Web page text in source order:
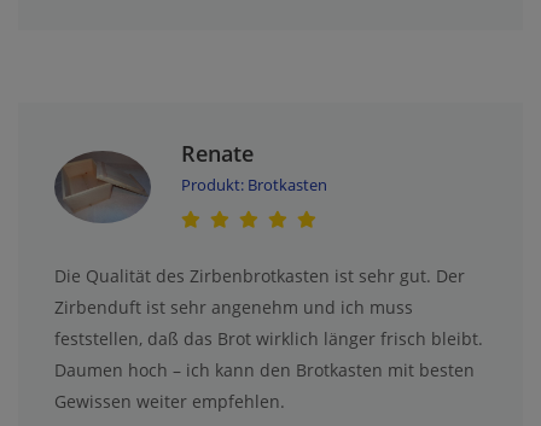
Renate
Produkt: Brotkasten
Die Qualität des Zirbenbrotkasten ist sehr gut. Der
Zirbenduft ist sehr angenehm und ich muss
feststellen, daß das Brot wirklich länger frisch bleibt.
Daumen hoch – ich kann den Brotkasten mit besten
Gewissen weiter empfehlen.